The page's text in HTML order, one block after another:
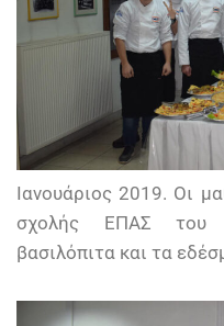
Ιανουάριος 2019. Οι
σχολής ΕΠΑΣ του
βασιλόπιτα και τα